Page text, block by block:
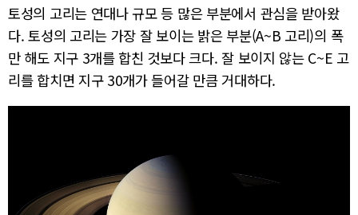
토성의 고리는 연대나 규모 등 많은 부분에서 관심을 받아왔
다. 토성의 고리는 가장 잘 보이는 밝은 부분(A~B 고리)의 폭
만 해도 지구 3개를 합친 것보다 크다. 잘 보이지 않는 C~E 고
리를 합치면 지구 30개가 들어갈 만큼 거대하다.